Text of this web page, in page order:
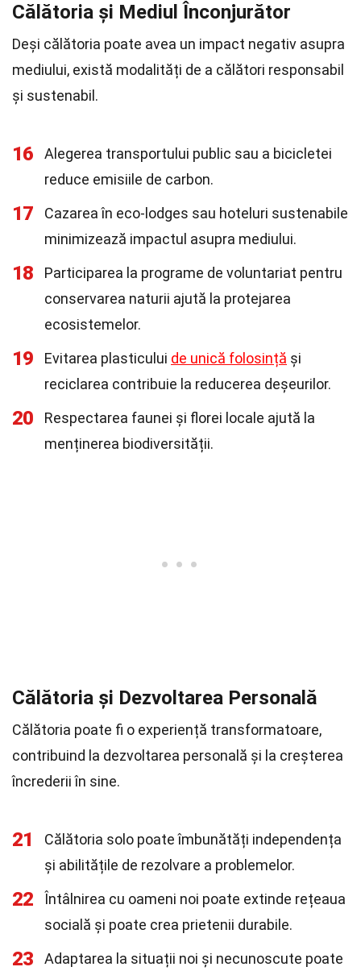
Călătoria și Mediul Înconjurător
Deși călătoria poate avea un impact negativ asupra
mediului, există modalități de a călători responsabil
și sustenabil.
16
Alegerea transportului public sau a bicicletei
reduce emisiile de carbon.
17
Cazarea în eco-lodges sau hoteluri sustenabile
minimizează impactul asupra mediului.
18
Participarea la programe de voluntariat pentru
conservarea naturii ajută la protejarea
ecosistemelor.
19 Evitarea plasticului de unică folosință și
reciclarea contribuie la reducerea deșeurilor.
20
Respectarea faunei și florei locale ajută la
menținerea biodiversității.
Călătoria și Dezvoltarea Personală
Călătoria poate fi o experiență transformatoare,
contribuind la dezvoltarea personală și la creșterea
încrederii în sine.
21
Călătoria solo poate îmbunătăți independența
și abilitățile de rezolvare a problemelor.
22
Întâlnirea cu oameni noi poate extinde rețeaua
socială și poate crea prietenii durabile.
23
Adaptarea la situații noi și necunoscute poate